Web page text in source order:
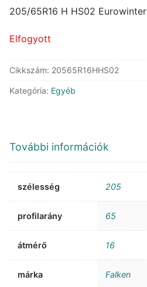
was:
is:
205/65R16 H HS02 Eurowinter
Elfogyott
Cikkszám: 20565R16HHS02
Kategória: Egyéb
További információk
szélesség 205
profilarány 65
átmérő 16
márka Falken